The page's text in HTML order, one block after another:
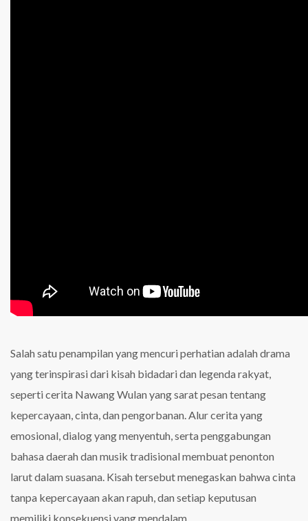
Salah satu penampilan yang mencuri perhatian adalah drama
yang terinspirasi dari kisah bidadari dan legenda rakyat,
seperti cerita Nawang Wulan yang sarat pesan tentang
kepercayaan, cinta, dan pengorbanan. Alur cerita yang
emosional, dialog yang menyentuh, serta penggabungan
bahasa daerah dan musik tradisional membuat penonton
larut dalam suasana. Kisah tersebut menegaskan bahwa cinta
tanpa kepercayaan akan rapuh, dan setiap keputusan
memiliki konsekuensi yang mendalam.